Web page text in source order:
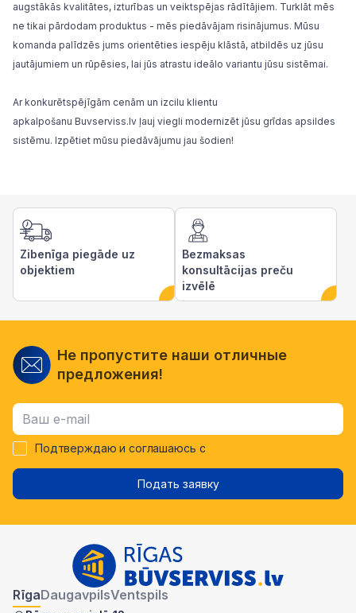
augstākās kvalitātes, izturības un veiktspējas rādītājiem. Turklāt mēs
ne tikai pārdodam produktus - mēs piedāvājam risinājumus. Mūsu
komanda palīdzēs jums orientēties iespēju klāstā, atbildēs uz jūsu
jautājumiem un rūpēsies, lai jūs atrastu ideālo variantu jūsu sistēmai.
Ar konkurētspējīgām cenām un izcilu klientu
apkalpošanu Buvserviss.lv ļauj viegli modernizēt jūsu grīdas apsildes
sistēmu. Izpētiet mūsu piedāvājumu jau šodien!
Zibenīga piegāde uz
objektiem
Bezmaksas
konsultācijas preču
izvēlē
Не пропустите наши отличные
предложения!
Подтверждаю и соглашаюсь с
Подать заявку
RīgaDaugavpilsVentspils